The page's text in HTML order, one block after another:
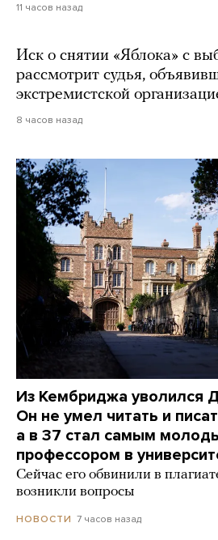
11 часов назад
Иск о снятии «Яблока» с
рассмотрит судья,
экстремистской
8 часов назад
Из Кембриджа уволился
Он не умел читать и
а в 37 стал самым
профессором в
Сейчас его обвинили в
возникли вопросы
НОВОСТИ 7 часов назад